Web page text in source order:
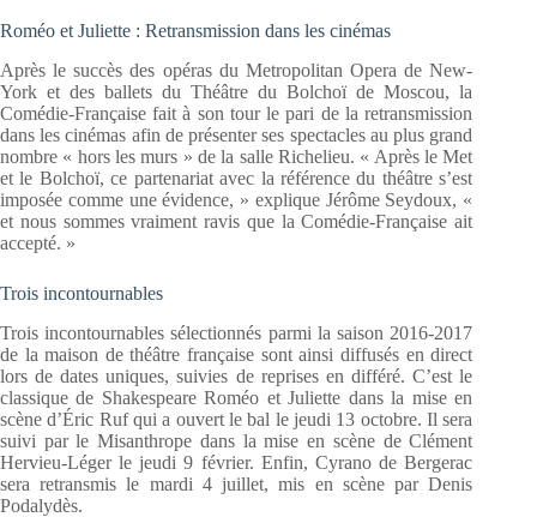
Roméo et Juliette : Retransmission dans les cinémas
Après le succès des opéras du Metropolitan Opera de New-
York et des ballets du Théâtre du Bolchoï de Moscou, la
Comédie-Française fait à son tour le pari de la retransmission
dans les cinémas afin de présenter ses spectacles au plus grand
nombre « hors les murs » de la salle Richelieu. « Après le Met
et le Bolchoï, ce partenariat avec la référence du théâtre s’est
imposée comme une évidence, » explique Jérôme Seydoux, «
et nous sommes vraiment ravis que la Comédie-Française ait
accepté. »
Trois incontournables
Trois incontournables sélectionnés parmi la saison 2016-2017
de la maison de théâtre française sont ainsi diffusés en direct
lors de dates uniques, suivies de reprises en différé. C’est le
classique de Shakespeare Roméo et Juliette dans la mise en
scène d’Éric Ruf qui a ouvert le bal le jeudi 13 octobre. Il sera
suivi par le Misanthrope dans la mise en scène de Clément
Hervieu-Léger le jeudi 9 février. Enfin, Cyrano de Bergerac
sera retransmis le mardi 4 juillet, mis en scène par Denis
Podalydès.